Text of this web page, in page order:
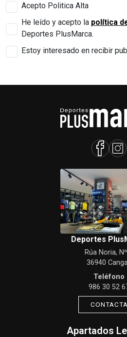
Acepto Politica Alta
He leído y acepto la política
Deportes PlusMarca.
Estoy interesado en recibir
Deportes
Rúa Noria,
36940
Teléfono
986 30 52
CONTACTA
Apartados